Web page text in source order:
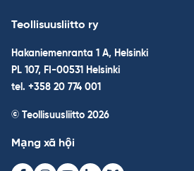
Teollisuusliitto ry
Hakaniemenranta 1 A, Helsinki
PL 107, FI-00531 Helsinki
tel. +358 20 774 001
© Teollisuusliitto 2026
Mạng xã hội